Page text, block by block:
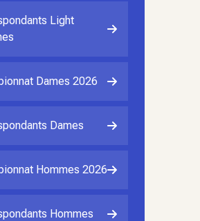
Light
Dames 2026
Dames
Hommes 2026
Hommes